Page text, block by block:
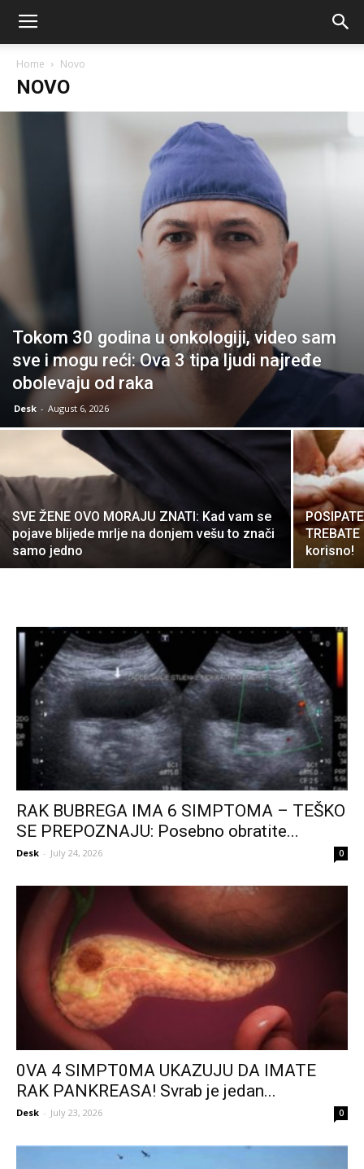
Home Novo
NOVO
Tokom 30 godina u onkologiji, video sam
sve i mogu reći: Ova 3 tipa ljudi najređe
obolevaju od raka
Desk - August 6, 2026
SVE ŽENE OVO MORAJU ZNATI: Kad vam se
pojave blijede mrlje na donjem vešu to znači
samo jedno
korisno!
RAK BUBREGA IMA 6 SIMPTOMA – TEŠKO
SE PREPOZNAJU: Posebno obratite...
Desk - July 24, 2026 0
0VA 4 SIMPT0MA UKAZUJU DA IMATE
RAK PANKREASA! Svrab je jedan...
Desk - July 23, 2026 0